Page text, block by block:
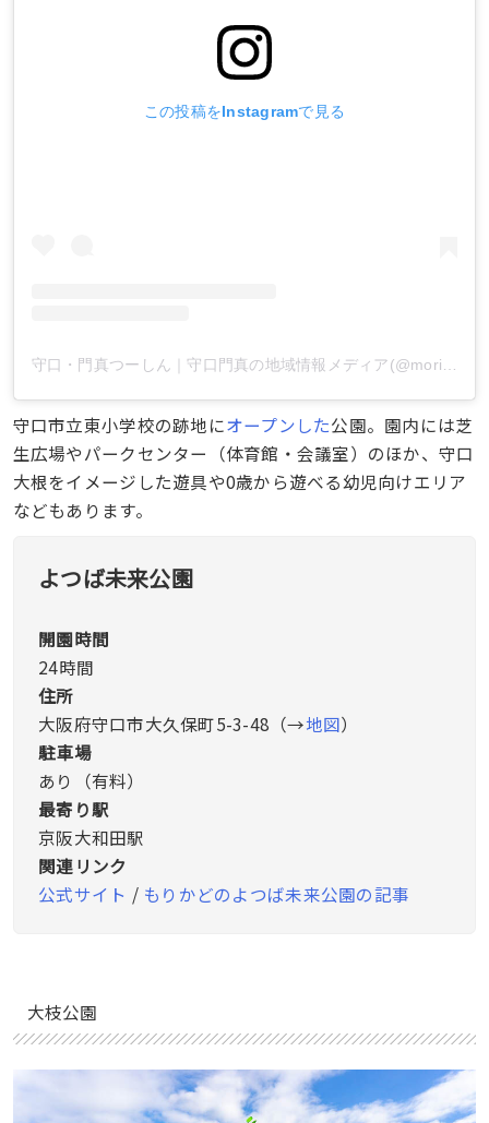
この投稿をInstagramで見る
守口市立東小学校の跡地にオープンした公園。園内には芝
生広場やパークセンター（体育館・会議室）のほか、守口
大根をイメージした遊具や0歳から遊べる幼児向けエリア
などもあります。
よつば未来公園
開園時間
24時間
住所
大阪府守口市大久保町5-3-48（→地図）
駐車場
あり（有料）
最寄り駅
京阪大和田駅
関連リンク
公式サイト / もりかどのよつば未来公園の記事
大枝公園